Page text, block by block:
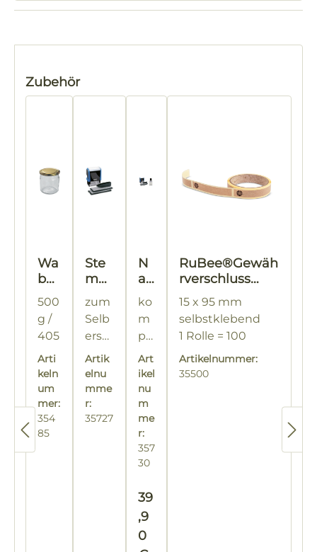
Produktgalerie überspringen
Zubehör
Wa
be
ngl
äse
r
run
d
500
g /
405
ml
Dec
kel
gol
d, Ø
82
Arti
keln
um
mer:
354
85
Ste
mp
für
Na
me
nsei
ndr
uck
zum
Selb
erset
zen
Artik
elnu
mme
r:
35727
N
a
m
en
se
in
dr
uc
k
St
e
m
pe
l
t
ko
m
pl
ett
mi
t
wi
sc
hf
es
St
e
m
pe
+
Er
sat
zst
e
m
pe
ss
en
Art
ikel
nu
m
me
r:
357
30
Regulärer Preis:
39
,9
0
RuBee®Gewäh
rverschluss
Natur "Blume"
15 x 95 mm
selbstklebend
1 Rolle = 100
Stück
Artikelnummer:
35500